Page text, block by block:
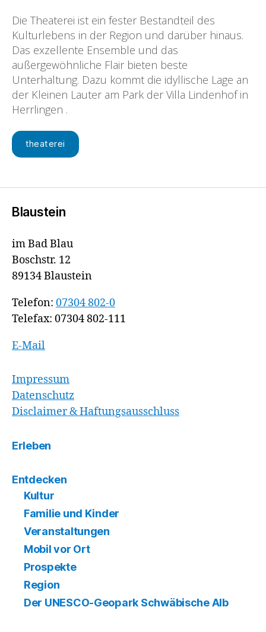
Die Theaterei ist ein fester Bestandteil des
Kulturlebens in der Region und darüber hinaus.
Das exzellente Ensemble und das
außergewöhnliche Flair bieten beste
Unterhaltung. Dazu kommt die idyllische Lage an
der Kleinen Lauter am Park der Villa Lindenhof in
Herrlingen .
theaterei
Blaustein
im Bad Blau
Boschstr. 12
89134 Blaustein
Telefon: 07304 802-0
Telefax: 07304 802-111
E-Mail
Impressum
Datenschutz
Disclaimer & Haftungsausschluss
Erleben
Entdecken
Kultur
Familie und Kinder
Veranstaltungen
Mobil vor Ort
Prospekte
Region
Der UNESCO-Geopark Schwäbische Alb